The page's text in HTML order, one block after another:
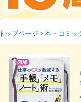
トップページ > 本・コミッ